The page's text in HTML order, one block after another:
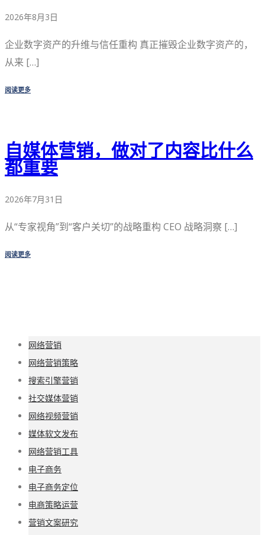
2026年8月3日
企业数字资产的升维与信任重构 真正摧毁企业数字资产的，
从来 […]
阅读更多
自媒体营销，做对了内容比什么
都重要
2026年7月31日
从“专家视角”到“客户关切”的战略重构 CEO 战略洞察 […]
阅读更多
网络营销
网络营销策略
搜索引擎营销
社交媒体营销
网络视频营销
媒体软文发布
网络营销工具
电子商务
电子商务定位
电商策略运营
营销文案研究